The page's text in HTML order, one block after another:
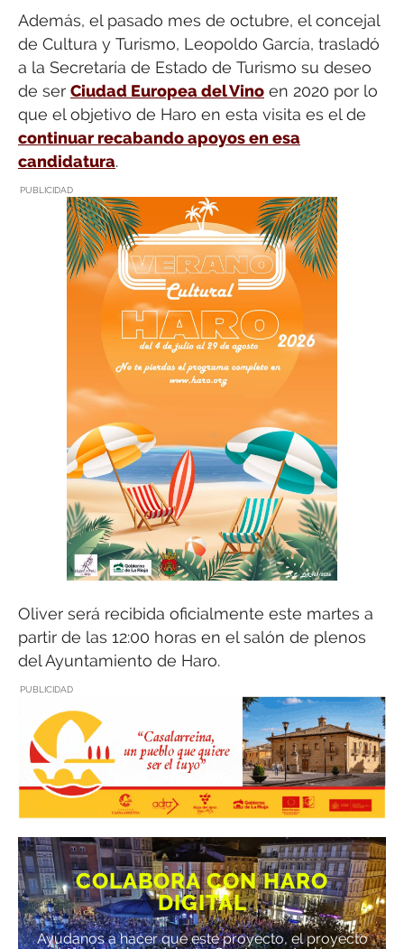
Además, el pasado mes de octubre, el concejal
de Cultura y Turismo, Leopoldo García, trasladó
a la Secretaría de Estado de Turismo su deseo
de ser Ciudad Europea del Vino en 2020 por lo
que el objetivo de Haro en esta visita es el de
continuar recabando apoyos en esa
candidatura.
PUBLICIDAD
Oliver será recibida oficialmente este martes a
partir de las 12:00 horas en el salón de plenos
del Ayuntamiento de Haro.
PUBLICIDAD
COLABORA CON HARO
DIGITAL
Ayúdanos a hacer que este proyecto, el proyecto